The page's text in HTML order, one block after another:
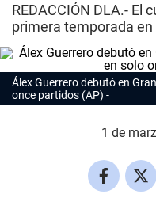
REDACCIÓN DLA.- El
primera temporada
Álex Guerrero debutó en
once partidos (AP)
1 de